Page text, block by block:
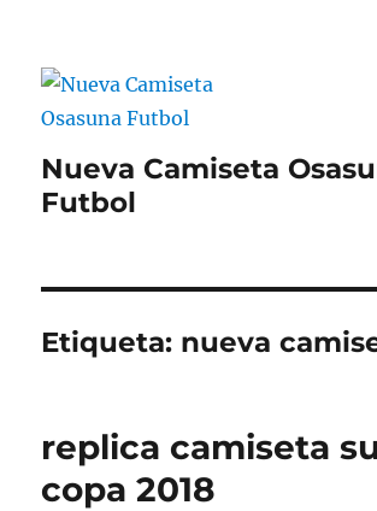
Nueva Camiseta
Futbol
Etiqueta: nueva
replica camiseta
copa 2018